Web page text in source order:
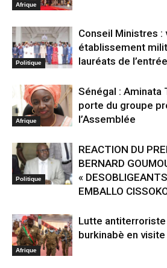
Afrique
Politique
Conseil Ministres :
établissement
lauréats de
Afrique
Sénégal : Aminata
porte du groupe
l’Assemblée
Politique
REACTION DU
BERNARD
«
EMBALLO
Afrique
Lutte
burkinabè en visite